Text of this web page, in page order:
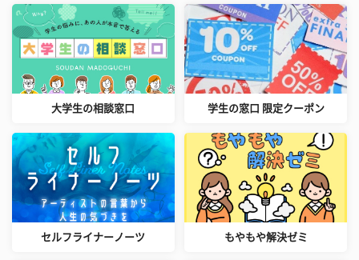
大学生の相談窓口 学生の窓口 限定クーポン
セルフライナーノーツ もやもや解決ゼミ